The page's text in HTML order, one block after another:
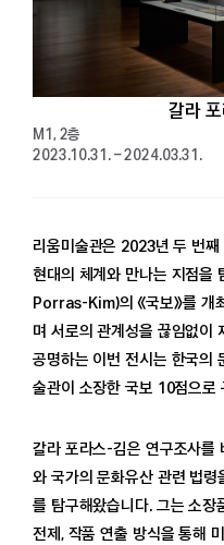
온
갈라
M1, 2층
2023.10.31. – 2024.03.31.
리움미술관은 2023년 두 번
현대의 체계와 만나는 지점을
Porras-Kim)의 《국보》를 개
며 서로의 관계성을 끊임없이
공명하는 이번 전시는 한국의
술관이 소장한 국보 10점으로
갈라 포라스-김은 연구조사를
와 국가의 문화유산 관련 법
를 탐구해왔습니다. 그는 소
전제, 작품 연출 방식을 통해